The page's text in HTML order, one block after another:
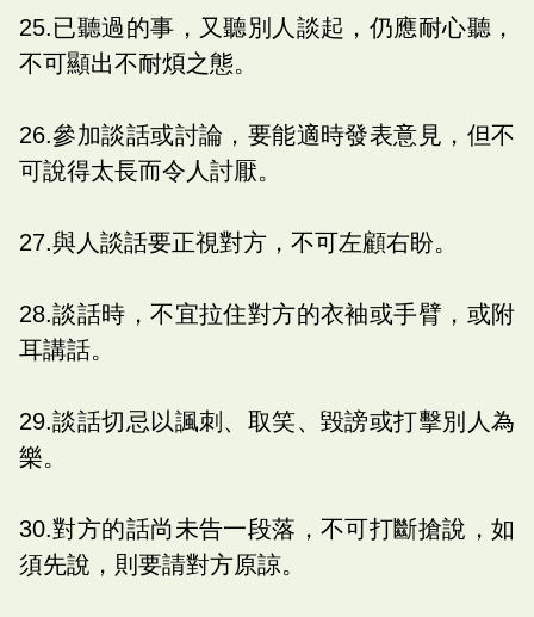
25.已聽過的事，又聽別人談起，仍應耐心聽，
不可顯出不耐煩之態。
26.參加談話或討論，要能適時發表意見，但不
可說得太長而令人討厭。
27.與人談話要正視對方，不可左顧右盼。
28.談話時，不宜拉住對方的衣袖或手臂，或附
耳講話。
29.談話切忌以諷刺、取笑、毀謗或打擊別人為
樂。
30.對方的話尚未告一段落，不可打斷搶說，如
須先說，則要請對方原諒。